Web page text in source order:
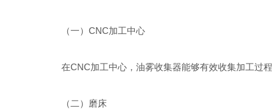
（一）CNC加工中心
在CNC加工中心，油雾收集器能够有效收集加工过程
（二）磨床